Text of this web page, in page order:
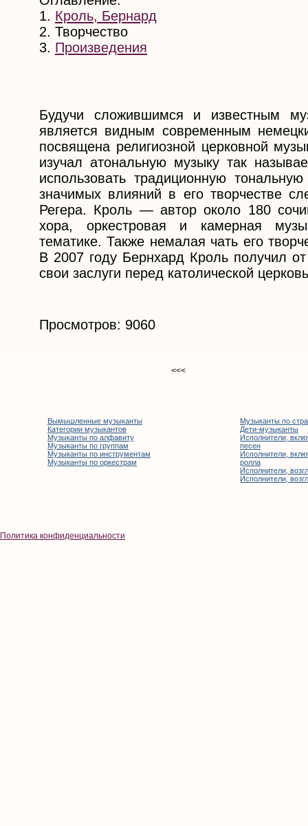
1. Кроль, Бернард
2. Творчество
3. Произведения
Будучи сложившимся и известным
является видным современным
посвящена религиозной церковной
изучал атональную музыку так
использовать традиционную
значимых влияний в его творчестве
Регера. Кроль — автор около 180
хора, оркестровая и камерная
тематике. Также немалая чать его
В 2007 году Бернхард Кроль получил
свои заслуги перед католической
Просмотров: 9060
<<<
Вымышленные музыканты
Категории музыкантов
Музыканты по алфавиту
Музыканты по группам
Музыканты по инструментам
Музыканты по оркестрам
Музыканты по
Дети-музыканты
Исполнители,
песен
Исполнители,
ролла
Исполнители,
Исполнители,
Политика конфиденциальности